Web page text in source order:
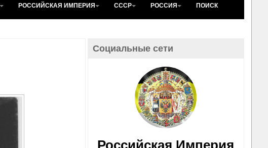
РОССИЙСКАЯ ИМПЕРИЯ СССР РОССИЯ ПОИСК
Социальные сети
Российская Империя